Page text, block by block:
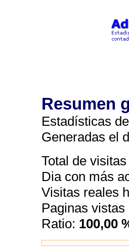
Resumen
Estadísticas
Generadas el
Total de
Dia con más
Visitas reales
Paginas vistas
Ratio: 100,00